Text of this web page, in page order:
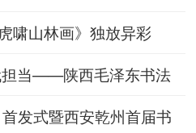
啸山林画》独放异彩
担当——陕西毛泽东书法
发式暨西安乾州首届书